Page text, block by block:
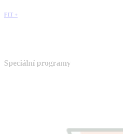
FIT +
Speciální programy